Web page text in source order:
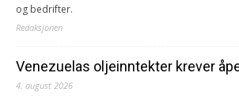
og bedrifter.
Redaksjonen
Venezuelas oljeinntekter krever
4. august 2026